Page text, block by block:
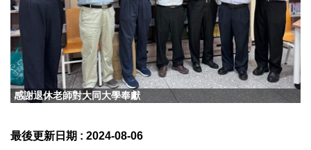
感謝退休老師對大同大學奉獻
最後更新日期 : 2024-08-06